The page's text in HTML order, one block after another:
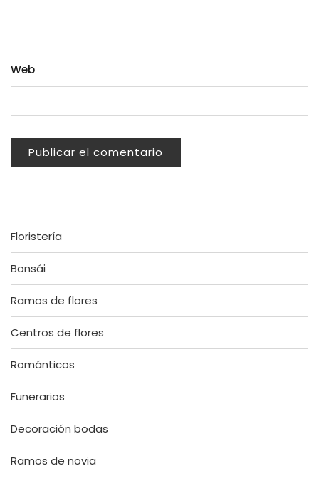
Web
Floristería
Bonsái
Ramos de flores
Centros de flores
Románticos
Funerarios
Decoración bodas
Ramos de novia